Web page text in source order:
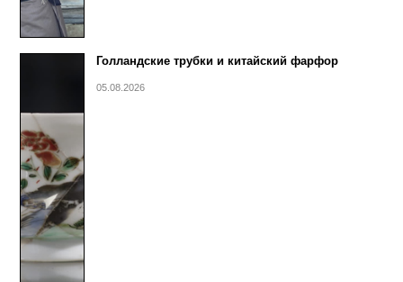
Голландские трубки и китайский фарфор
05.08.2026